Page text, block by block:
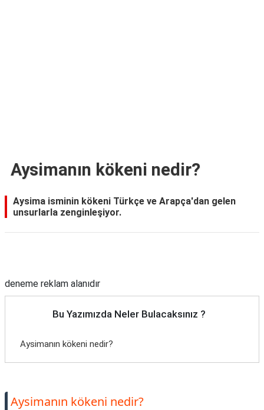
Aysimanın kökeni nedir?
Aysima isminin kökeni Türkçe ve Arapça'dan gelen
unsurlarla zenginleşiyor.
deneme reklam alanıdır
Bu Yazımızda Neler Bulacaksınız ?
Aysimanın kökeni nedir?
Aysimanın kökeni nedir?